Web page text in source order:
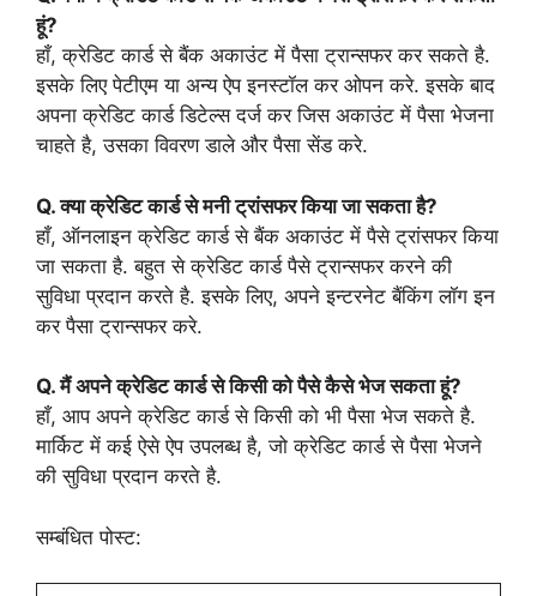
हूं?
हाँ, क्रेडिट कार्ड से बैंक अकाउंट में पैसा ट्रान्सफर कर सकते है.
इसके लिए पेटीएम या अन्य ऐप इनस्टॉल कर ओपन करे. इसके बाद
अपना क्रेडिट कार्ड डिटेल्स दर्ज कर जिस अकाउंट में पैसा भेजना
चाहते है, उसका विवरण डाले और पैसा सेंड करे.
Q. क्या क्रेडिट कार्ड से मनी ट्रांसफर किया जा सकता है?
हाँ, ऑनलाइन क्रेडिट कार्ड से बैंक अकाउंट में पैसे ट्रांसफर किया
जा सकता है. बहुत से क्रेडिट कार्ड पैसे ट्रान्सफर करने की
सुविधा प्रदान करते है. इसके लिए, अपने इन्टरनेट बैंकिंग लॉग इन
कर पैसा ट्रान्सफर करे.
Q. मैं अपने क्रेडिट कार्ड से किसी को पैसे कैसे भेज सकता हूं?
हाँ, आप अपने क्रेडिट कार्ड से किसी को भी पैसा भेज सकते है.
मार्किट में कई ऐसे ऐप उपलब्ध है, जो क्रेडिट कार्ड से पैसा भेजने
की सुविधा प्रदान करते है.
सम्बंधित पोस्ट: